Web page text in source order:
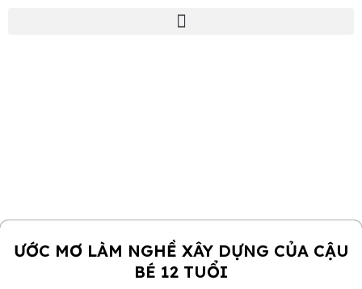
ƯỚC MƠ LÀM NGHỀ XÂY DỰNG CỦA CẬU
BÉ 12 TUỔI